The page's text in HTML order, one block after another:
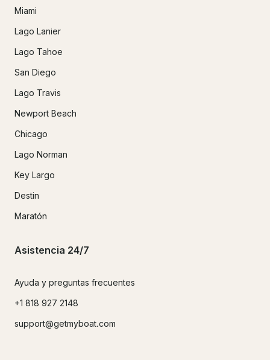
Miami
Lago Lanier
Lago Tahoe
San Diego
Lago Travis
Newport Beach
Chicago
Lago Norman
Key Largo
Destin
Maratón
Asistencia 24/7
Ayuda y preguntas frecuentes
+1 818 927 2148
support@getmyboat.com